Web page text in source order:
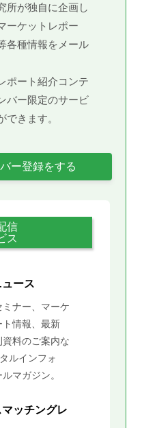
所が独自に企画し
ーケットレポー
各種情報をメール
ポート紹介コンテ
バー限定のサービ
できます。
ー登録をする
信
ス
ース
ナー、マーケ
ト情報、最新
料のご案内な
ルインフォ
マガジン。
ッチングレ